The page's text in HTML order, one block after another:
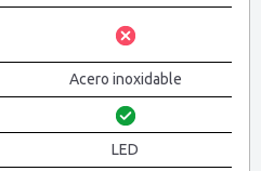
Acero inoxidable
LED